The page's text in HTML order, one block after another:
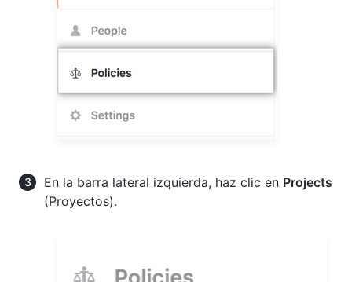
En la barra lateral izquierda, haz clic en Projects
(Proyectos).